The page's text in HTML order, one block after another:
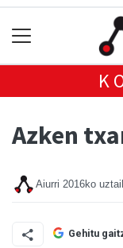
Azken
Aiurri 2016ko
Gehitu